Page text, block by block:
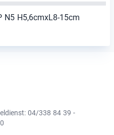
N5 H5,6cmxL8-15cm
04/338 84 39 -